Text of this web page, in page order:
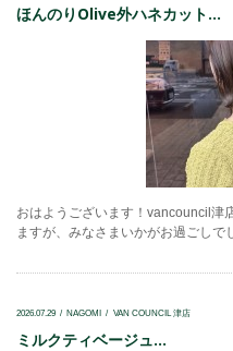
ほんのりOlive外ハネカット...
おはようございます！vancouncil津
ますが、みなさまいかがお過ごしで
2026.07.29 NAGOMI VAN COUNCIL 津店
ミルクティベージュ...